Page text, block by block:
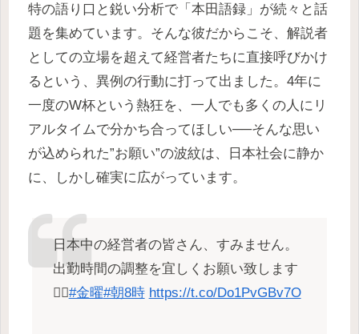
特の語り口と鋭い分析で「本田語録」が続々と話
題を集めています。そんな彼だからこそ、解説者
としての立場を超えて経営者たちに直接呼びかけ
るという、異例の行動に打って出ました。4年に
一度のW杯という熱狂を、一人でも多くの人にリ
アルタイムで分かち合ってほしい──そんな思い
が込められた”お願い”の波紋は、日本社会に静か
に、しかし確実に広がっています。
日本中の経営者の皆さん、すみません。
出勤時間の調整を宜しくお願い致します
🙇‍♂️#金曜#朝8時 https://t.co/Do1PvGBv7O